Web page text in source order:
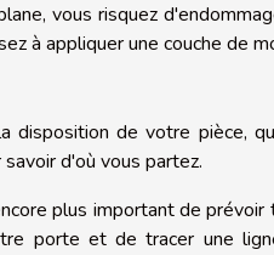
vous risquez
à appliquer une couche de
disposition de votre pièce,
d'où vous partez.
plus important de
porte et de tracer une